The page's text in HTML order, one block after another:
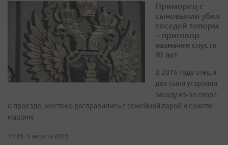
Приморец с
сыновьями убил
соседей топорм
– приговор
назначен спустя
10 лет
В 2016 году отец и
два сына устроили
засаду из‑за спора
о проезде, жестоко расправились с семейной парой и сожгли
машину
11:49, 5 августа 2026